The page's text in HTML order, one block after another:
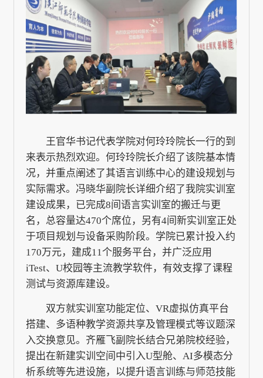
王官华书记代表学院对何玲玲院长一行的到
来表示热烈欢迎。何玲玲院长介绍了该院基本情
况，并重点阐述了其语言训练中心的建设规划与
实际需求。冯晓华副院长详细介绍了我院实训室
建设成果，已完成8间语言实训室的搬迁与更
名，总容量达470个席位，另有4间新实训室正处
于项目规划与设备采购阶段。学院已累计投入约
170万元，建成11个服务平台，并广泛应用
iTest、U校园等主流教学软件，有效支撑了课程
测试与资源库建设。
双方就实训室功能定位、VR虚拟仿真平台
搭建、多语种教学资源共享及管理模式等议题深
入交换意见。齐雁飞副院长结合兄弟院校经验，
提出在新建实训空间中引入U型舱、AI多模态分
析系统等先进设施，以提升语言训练与师范技能